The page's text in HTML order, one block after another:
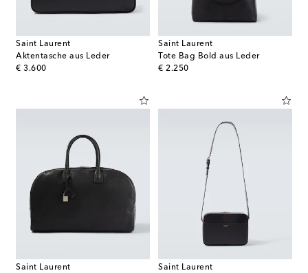
Saint Laurent
Aktentasche aus Leder
€ 3.600
original price
Saint Laurent
Tote Bag Bold aus Leder
€ 2.250
original price
Saint Laurent
Saint Laurent